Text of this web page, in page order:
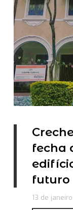
fecha
futuro
13 de